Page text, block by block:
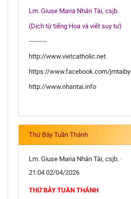
Lm. Giuse Maria Nhân Tài, csjb.
(Dịch từ tiếng Hoa và viết suy tư)
---------
http://www.vietcatholic.net
https://www.facebook.com/jmtaiby
http://www.nhantai.info
Thứ Bảy Tuần Thánh
Lm. Giuse Maria Nhân Tài, csjb. ·
21:04 02/04/2026
THỨ BẢY TUẦN THÁNH